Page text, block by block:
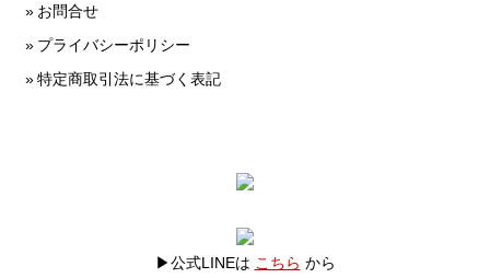
お問合せ
プライバシーポリシー
特定商取引法に基づく表記
▶公式LINEは こちら から